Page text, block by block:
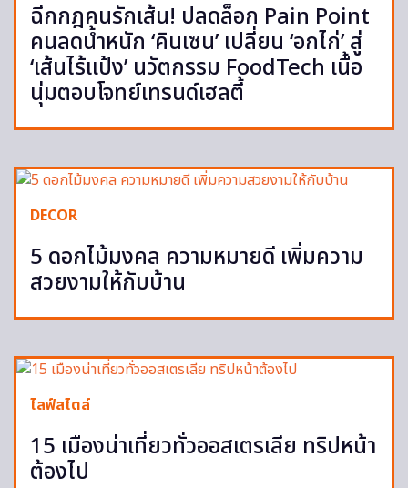
ฉีกกฎคนรักเส้น! ปลดล็อก Pain Point
คนลดน้ำหนัก ‘คินเซน’ เปลี่ยน ‘อกไก่’ สู่
‘เส้นไร้แป้ง’ นวัตกรรม FoodTech เนื้อ
นุ่มตอบโจทย์เทรนด์เฮลตี้
DECOR
5 ดอกไม้มงคล ความหมายดี เพิ่มความ
สวยงามให้กับบ้าน
ไลฟ์สไตล์
15 เมืองน่าเที่ยวทั่วออสเตรเลีย ทริปหน้า
ต้องไป